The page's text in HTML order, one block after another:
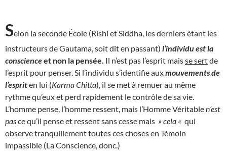
Selon la seconde École (Rishi et Siddha, les derniers étant les
instructeurs de Gautama, soit dit en passant) l’individu est la
conscienceet non la pensée. Il n’est pas l’esprit maisse sertde
l’esprit pour penser. Si l’individu s’identifie auxmouvements de
l’espriten lui (Karma Chitta), il se met à remuer au même
rythme qu’eux et perd rapidement le contrôle de sa vie.
L’homme pense, l’homme ressent, mais l’Homme Véritablen’est
pasce qu’il pense et ressent sans cesse mais » cela « qui
observe tranquillement toutes ces choses en Témoin
impassible (La Conscience, donc.)